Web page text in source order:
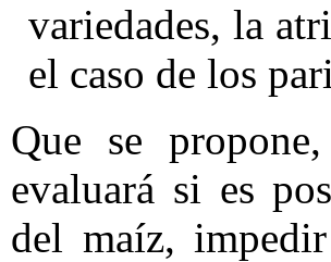
variedades, la
el caso de los
Que se
evaluará si es
del maíz,